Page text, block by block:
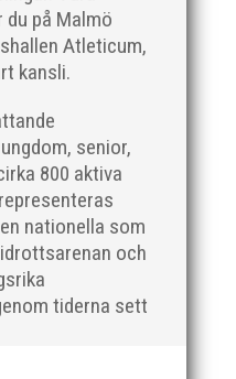
på Malmö
Atleticum,
kansli.
senior,
800 aktiva
nationella som
och
tiderna sett
stark och engagerad
i Malmö. Med
och en särskild